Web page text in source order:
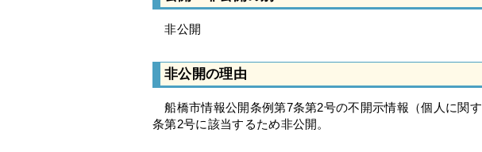
非公開
非公開の理由
船橋市情報公開条例第7条第2号の不開示情報（個人に関
条第2号に該当するため非公開。